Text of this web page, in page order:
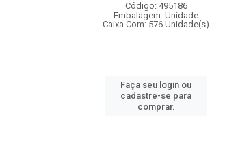
Código: 495186
Embalagem: Unidade
Caixa Com: 576 Unidade(s)
Faça seu login ou
cadastre-se para
comprar.